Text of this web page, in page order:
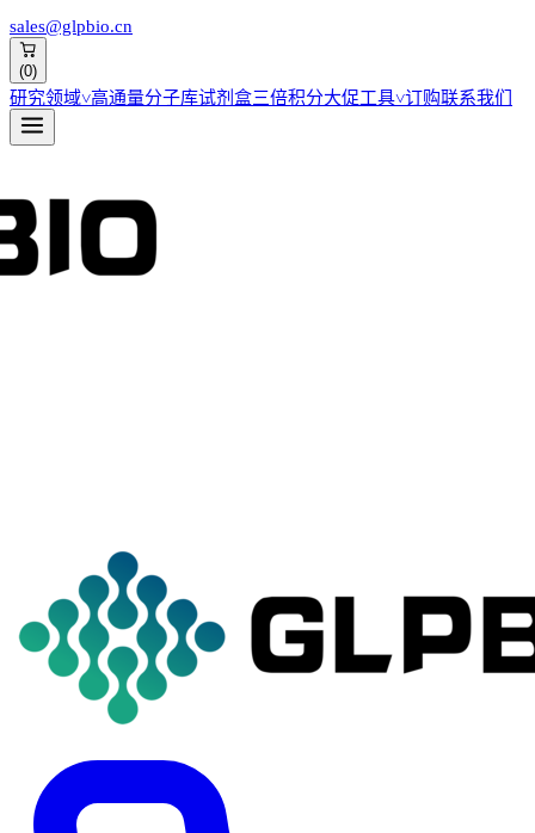
sales@glpbio.cn
(0)
研究领域˅高通量分子库试剂盒三倍积分大促工具˅订购联系我们